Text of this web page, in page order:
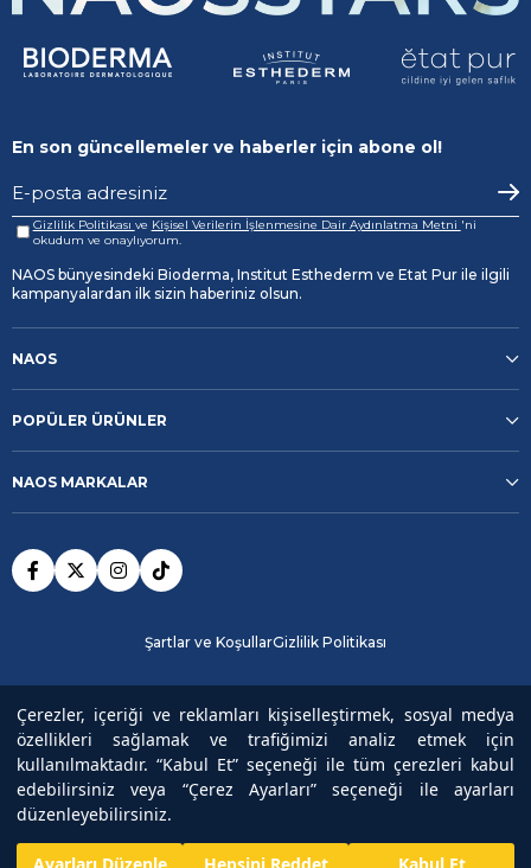
Çerezler, içeriği ve reklamları kişiselleştirmek, sosyal medya
özellikleri sağlamak ve trafiğimizi analiz etmek için
kullanılmaktadır. “Kabul Et” seçeneği ile tüm çerezleri kabul
edebilirsiniz veya “Çerez Ayarları” seçeneği ile ayarları
düzenleyebilirsiniz.
En son güncellemeler ve haberler için abone ol!
Gizlilik Politikası ve Kişisel Verilerin İşlenmesine Dair Aydınlatma Metni 'ni
okudum ve onaylıyorum.
NAOS bünyesindeki Bioderma, Institut Esthederm ve Etat Pur ile ilgili
kampanyalardan ilk sizin haberiniz olsun.
NAOS
POPÜLER ÜRÜNLER
NAOS MARKALAR
Şartlar ve KoşullarGizlilik Politikası
Copyright© 2025 NAOSAll rights reserved.